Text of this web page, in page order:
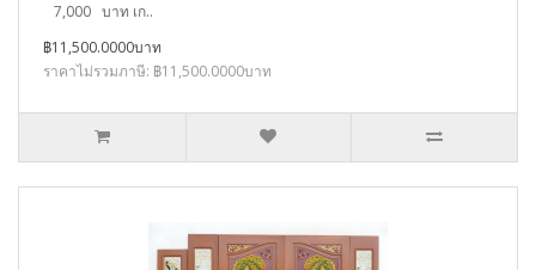
7,000 บาท เก..
฿11,500.0000บาท
ราคาไม่รวมภาษี: ฿11,500.0000บาท